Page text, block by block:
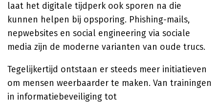
laat het digitale tijdperk ook sporen na die
kunnen helpen bij opsporing. Phishing-mails,
nepwebsites en social engineering via sociale
media zijn de moderne varianten van oude trucs.
Tegelijkertijd ontstaan er steeds meer initiatieven
om mensen weerbaarder te maken. Van trainingen
in informatiebeveiliging tot